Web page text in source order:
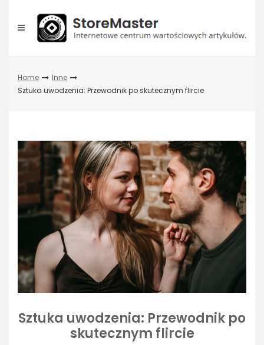
content
Home
Inne
Sztuka uwodzenia: Przewodnik po skutecznym flircie
Sztuka uwodzenia: Przewodnik po
skutecznym flircie